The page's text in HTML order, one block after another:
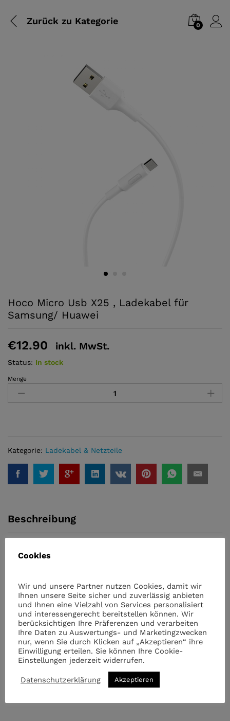
Zurück zu Kategorie 0
Hoco Micro Usb X25 , Ladekabel für
Samsung/ Huawei
€12.90 inkl. MwSt.
Status: In stock
Hoco
Micro
Usb
für
Huawei
quantity
Menge
Kategorie: Ladekabel & Netzteile
Beschreibung
Huawei
Laden und synchronisieren Sie 2in1
Laden Sie Ihr Samsung oder Huawei mit diesem
Datenkabel auf
Praktisch zum Mitnehmen und sehr flexibel
Version: USB 2.0
Dreifache Anti-Interferenz-Abschirmung
Aluminiumgehäuse
Cookies
Wir und unsere Partner nutzen Cookies, damit wir
Ihnen unsere Seite sicher und zuverlässig anbieten
und Ihnen eine Vielzahl von Services personalisiert
und interessengerecht bereitstellen können. Wir
berücksichtigen Ihre Präferenzen und verarbeiten
Ihre Daten zu Auswertungs- und Marketingzwecken
nur, wenn Sie durch Klicken auf „Akzeptieren“ ihre
Einwilligung erteilen. Sie können Ihre Cookie-
Einstellungen jederzeit widerrufen.
Datenschutzerklärung Akzeptieren